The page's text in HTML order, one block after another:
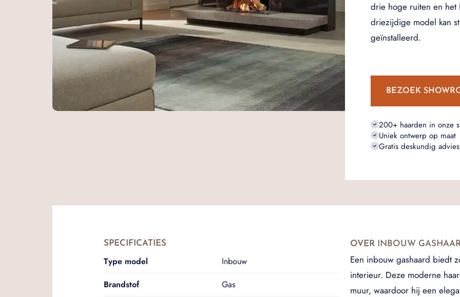
drie hoge ruiten en het
driezijdige model kan
geïnstalleerd.
BEZOEK
200+ haarden in onze
Uniek ontwerp op maat
Gratis deskundig advies
SPECIFICATIES
Type model
Inbouw
Brandstof
Gas
OVER INBOUW
Een inbouw gashaard biedt
interieur. Deze moderne
muur, waardoor hij een